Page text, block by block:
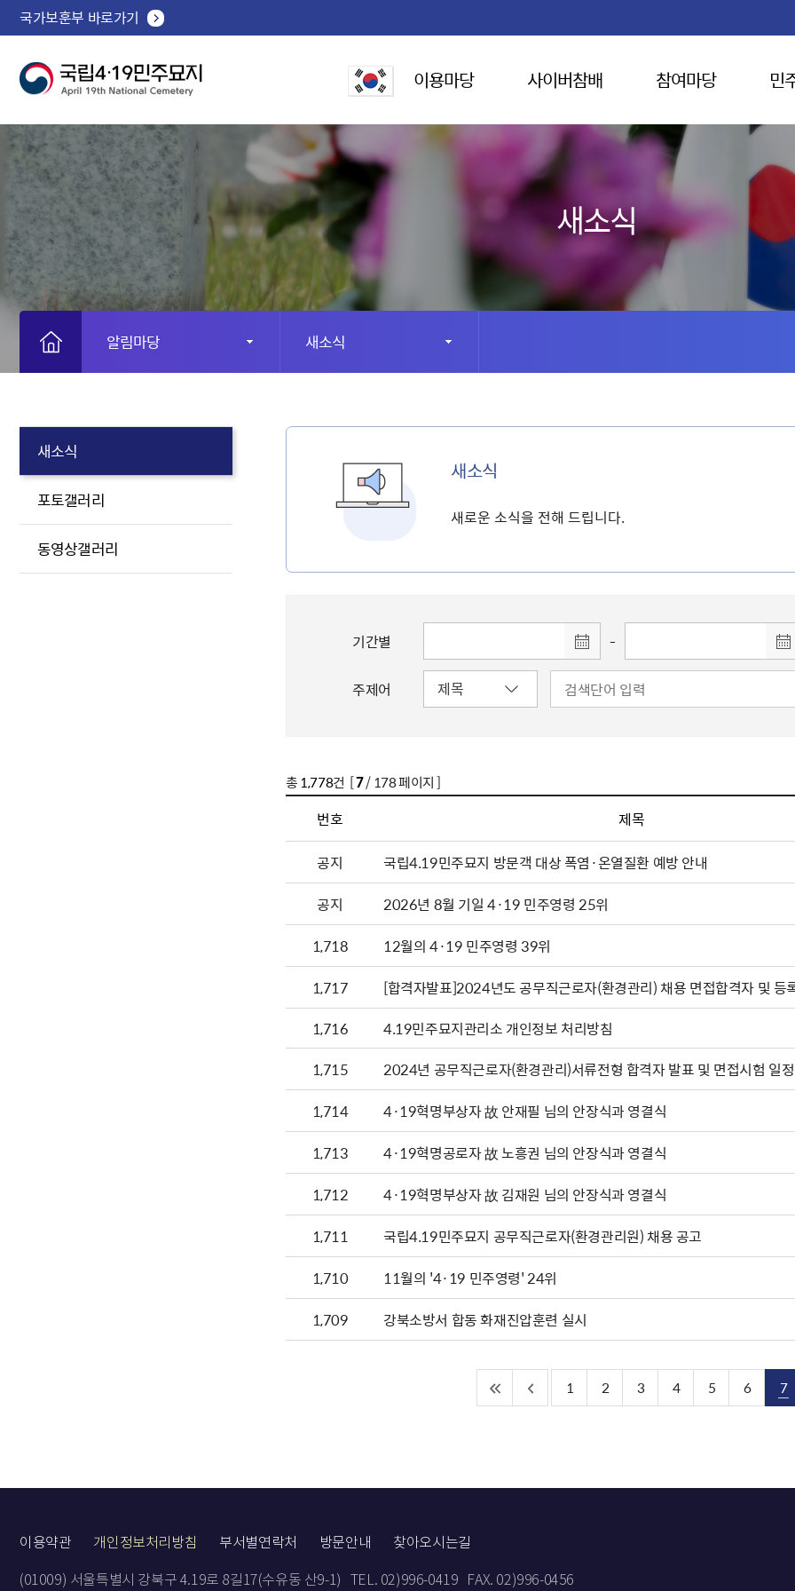
국가보훈부 바로가기
이용마당 사이버참배 참여마당 민
새소식
알림마당 새소식
새소식
포토갤러리
동영상갤러리
새소식
새로운 소식을 전해 드립니다.
기간별 -
주제어
총1,778건 [7/ 178 페이지 ]
번호 제목
공지
국립4.19민주묘지 방문객 대상 폭염·온열질환 예방 안내
공지
2026년 8월 기일 4·19 민주영령 25위
1,718
12월의 4·19 민주영령 39위
1,717
[합격자발표]2024년도 공무직근로자(환경관리) 채용 면접합격자 및 등
1,716
4.19민주묘지관리소 개인정보 처리방침
1,715
2024년 공무직근로자(환경관리)서류전형 합격자 발표 및 면접시험 일
1,714
4·19혁명부상자 故 안재필 님의 안장식과 영결식
1,713
4·19혁명공로자 故 노흥권 님의 안장식과 영결식
1,712
4·19혁명부상자 故 김재원 님의 안장식과 영결식
1,711
국립4.19민주묘지 공무직근로자(환경관리원) 채용 공고
1,710
11월의 '4·19 민주영령' 24위
1,709
강북소방서 합동 화재진압훈련 실시
1 2 3 4 5 6 7
이용약관 개인정보처리방침 부서별연락처 방문안내 찾아오시는길
(01009) 서울특별시 강북구 4.19로 8길17(수유동 산9-1) TEL. 02)996-0419 FAX. 02)996-0456